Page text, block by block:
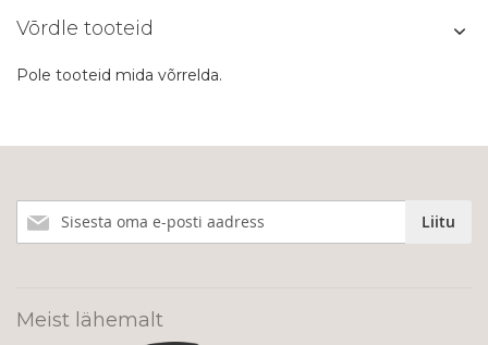
Võrdle tooteid
Pole tooteid mida võrrelda.
meie
Liitu
Meist lähemalt